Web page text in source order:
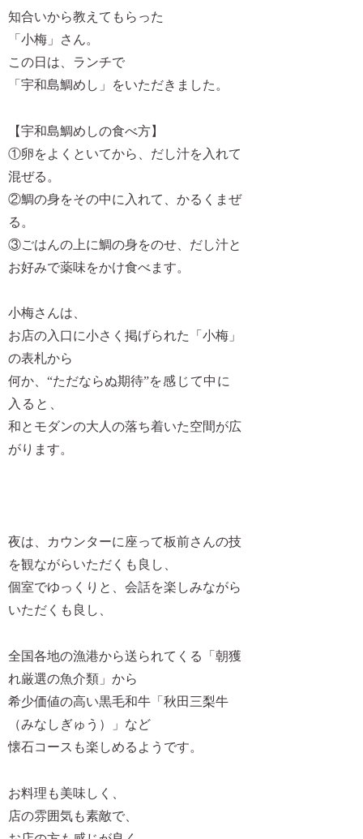
知合いから教えてもらった
「小梅」
さん。
この日は、ランチで
「宇和島鯛めし」
をいただきました。
【宇和島鯛めしの食べ方】
①卵をよくといてから、だし汁を入れて
混ぜる。
②鯛の身をその中に入れて、かるくまぜ
る。
③ごはんの上に鯛の身をのせ、だし汁と
お好みで薬味をかけ食べます。
小梅さんは、
お店の入口に小さく掲げられた「小梅」
の表札から
何か、“ただならぬ期待”を感じて中に
入ると、
和とモダンの大人の落ち着いた空間が広
がります。
夜は、カウンターに座って板前さんの技
を観ながらいただくも良し、
個室でゆっくりと、会話を楽しみながら
いただくも良し、
全国各地の漁港から送られてくる「朝獲
れ厳選の魚介類」から
希少価値の高い黒毛和牛「秋田三梨牛
（みなしぎゅう）」など
懐石コースも楽しめるようです。
お料理も美味しく、
店の雰囲気も素敵で、